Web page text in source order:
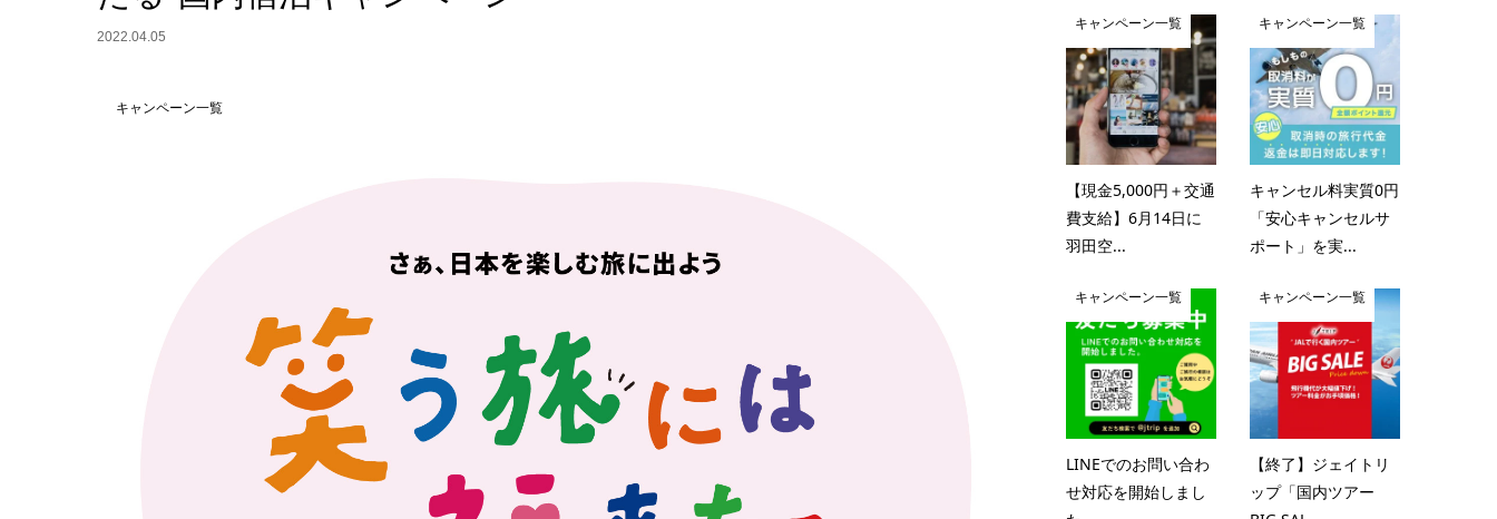
2022.04.05
キャンペーン一覧
キャンペーン一覧
【現金5,000円＋交通
費支給】6月14日に
羽田空...
キャンペーン一覧
キャンセル料実質0円
「安心キャンセルサ
ポート」を実...
キャンペーン一覧
LINEでのお問い合わ
せ対応を開始しまし
キャンペーン一覧
【終了】ジェイトリ
ップ「国内ツアー